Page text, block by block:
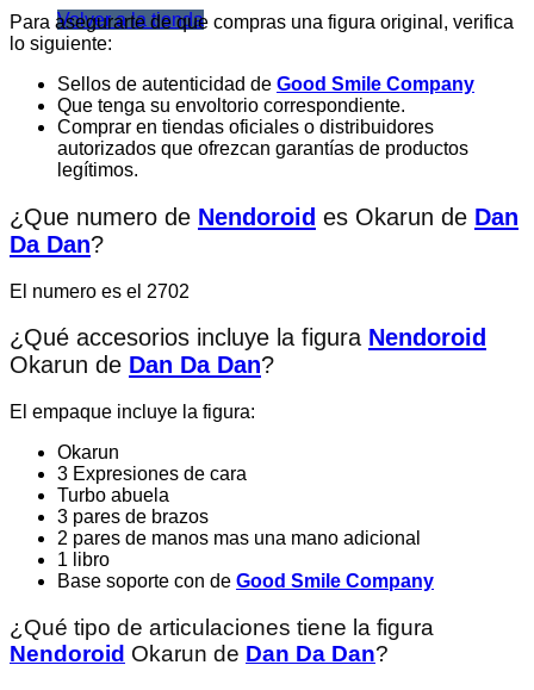
Volver a la tienda
Para asegurarte de que compras una figura original, verifica
lo siguiente:
Sellos de autenticidad de Good Smile Company
Que tenga su envoltorio correspondiente.
Comprar en tiendas oficiales o distribuidores
autorizados que ofrezcan garantías de productos
legítimos.
¿Que numero de Nendoroid es Okarun de Dan
Da Dan?
El numero es el 2702
¿Qué accesorios incluye la figura Nendoroid
Okarun de Dan Da Dan?
El empaque incluye la figura:
Okarun
3 Expresiones de cara
Turbo abuela
3 pares de brazos
2 pares de manos mas una mano adicional
1 libro
Base soporte con de Good Smile Company
¿Qué tipo de articulaciones tiene la figura
Nendoroid Okarun de Dan Da Dan?